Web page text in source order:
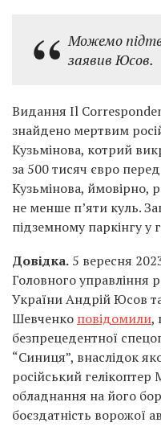
Можемо
заявив Юсов.
Видання Il
знайдено мертвим
Кузьмінова, котрий
за 500 тисяч євро
Кузьмінова, ймовірно,
не менше п’яти куль.
підземному паркінгу у
Довідка. 5 вересня
Головного управління
України Андрій Юсов
Шевченко повідомили,
безпрецедентної
“Синиця”, внаслідок
російський гелікоптер
обладнання на його
боєздатність ворожої